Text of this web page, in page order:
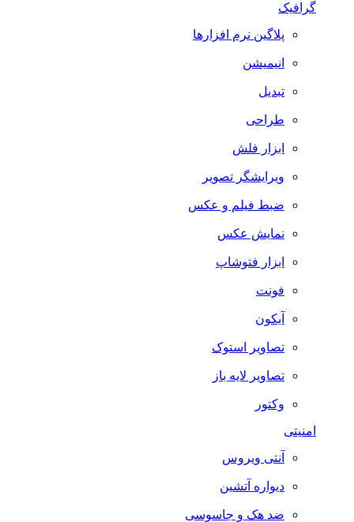
گرافیک
پلاگین نرم افزارها
انیمیشن
تبدیل
طراحی
ابزار فلش
ویرایشگر تصویر
ضبط فيلم و عكس
نمایش عکس
ابزار فتوشاپ
فونت
آیکون
تصاویر استوک
تصاویر لایه باز
وکتور
امنیتی
آنتی ویروس
دیواره آتشین
ضد هک و جاسوسی